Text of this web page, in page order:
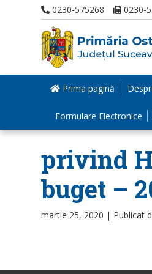
0230-575268 0230-
Prima pagină
Formulare Electronice
privind
buget –
martie 25, 2020 | Publicat